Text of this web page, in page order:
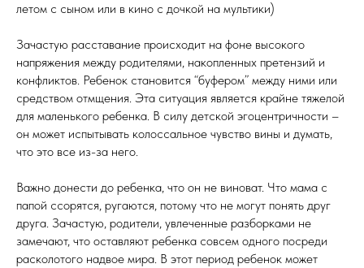
летом с сыном или в кино с дочкой на мультики)
Зачастую расставание происходит на фоне высокого
напряжения между родителями, накопленных претензий и
конфликтов. Ребенок становится “буфером” между ними или
средством отмщения. Эта ситуация является крайне тяжелой
для маленького ребенка. В силу детской эгоцентричности –
он может испытывать колоссальное чувство вины и думать,
что это все из-за него.
Важно донести до ребенка, что он не виноват. Что мама с
папой ссорятся, ругаются, потому что не могут понять друг
друга. Зачастую, родители, увлеченные разборками не
замечают, что оставляют ребенка совсем одного посреди
расколотого надвое мира. В этот период ребенок может